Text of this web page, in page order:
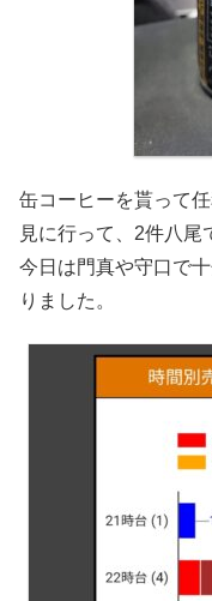
缶コーヒーを貰って
見に行って、2件八尾
今日は門真や守口で
りました。